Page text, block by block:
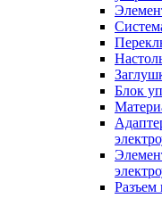
Блок
Разъем